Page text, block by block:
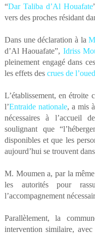
“Dar Taliba d’Al Houafate
vers des proches résidant
Dans une déclaration à la
d’Al Haouafate”, Idriss
pleinement engagé dans
les effets des crues de
L’établissement, en étroite
l’Entraide nationale, a mis
nécessaires à l’accueil
soulignant que
disponibles et que les
aujourd’hui se trouvent
M. Moumen a, par la
les autorités pour
l’accompagnement
Parallèlement, la
intervention similaire, avec